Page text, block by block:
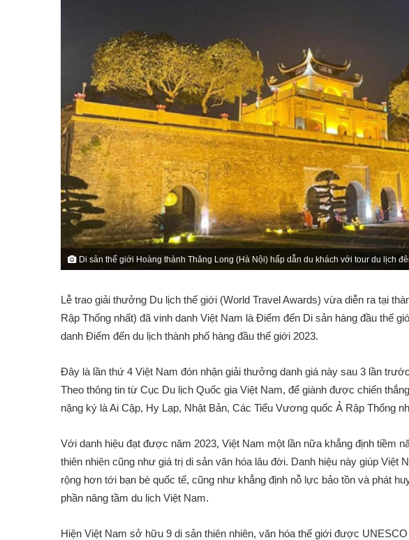
Di sản thế giới Hoàng thành Thăng Long (Hà Nội) hấp dẫn du khách với tour du lịch
Lễ trao giải thưởng Du lịch thế giới (World Travel Awards) vừa diễn ra tại
Rập Thống nhất) đã vinh danh Việt Nam là Điểm đến Di sản hàng đầu thế
danh Điểm đến du lịch thành phố hàng đầu thế giới 2023.
Đây là lần thứ 4 Việt Nam đón nhận giải thưởng danh giá này sau 3 lần
Theo thông tin từ Cục Du lịch Quốc gia Việt Nam, để giành được chiến
nặng ký là Ai Cập, Hy Lạp, Nhật Bản, Các Tiểu Vương quốc Ả Rập Thống
Với danh hiệu đạt được năm 2023, Việt Nam một lần nữa khẳng định tiềm
thiên nhiên cũng như giá trị di sản văn hóa lâu đời. Danh hiệu này giúp Việt
rộng hơn tới bạn bè quốc tế, cũng như khẳng định nỗ lực bảo tồn và phát
phần nâng tầm du lịch Việt Nam.
Hiện Việt Nam sở hữu 9 di sản thiên nhiên, văn hóa thế giới được